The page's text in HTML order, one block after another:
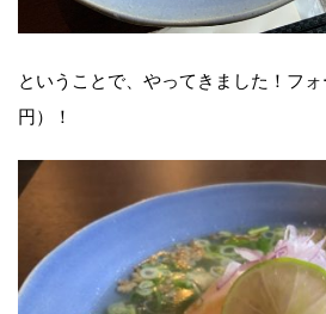
ということで、やってきました！フ
円）！